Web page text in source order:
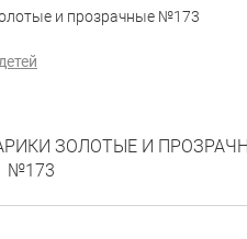
и прозрачные №173
ЗОЛОТЫЕ И
№173